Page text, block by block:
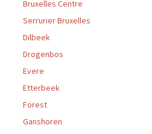
Bruxelles Centre
Serrurier Bruxelles
Dilbeek
Drogenbos
Evere
Etterbeek
Forest
Ganshoren